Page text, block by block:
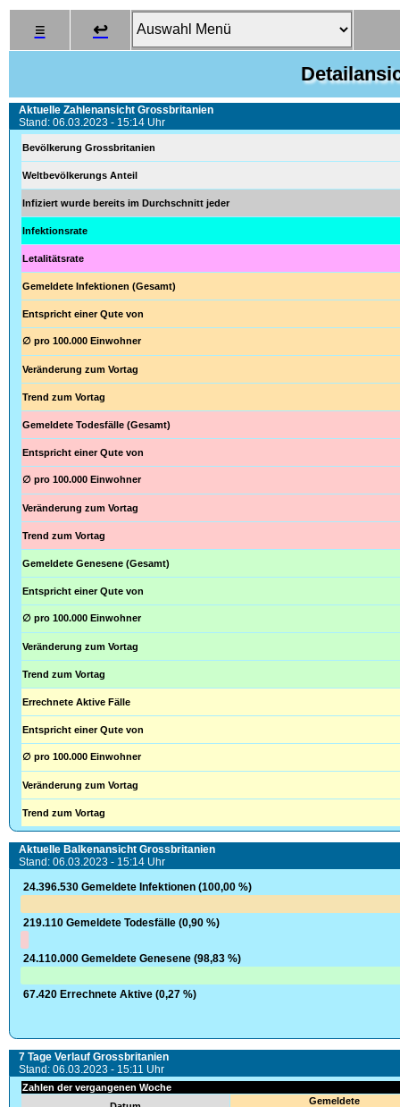
≡ ↩
Aktuelle Zahlenansicht Grossbritanien
Stand: 06.03.2023 - 15:14 Uhr
Bevölkerung Grossbritanien
Weltbevölkerungs Anteil
Infiziert wurde bereits im Durchschnitt jeder
Infektionsrate
Letalitätsrate
Gemeldete Infektionen (Gesamt)
Entspricht einer Qute von
∅ pro 100.000 Einwohner
Veränderung zum Vortag
Trend zum Vortag
Gemeldete Todesfälle (Gesamt)
Entspricht einer Qute von
∅ pro 100.000 Einwohner
Veränderung zum Vortag
Trend zum Vortag
Gemeldete Genesene (Gesamt)
Entspricht einer Qute von
∅ pro 100.000 Einwohner
Veränderung zum Vortag
Trend zum Vortag
Errechnete Aktive Fälle
Entspricht einer Qute von
∅ pro 100.000 Einwohner
Veränderung zum Vortag
Trend zum Vortag
Aktuelle Balkenansicht Grossbritanien
Stand: 06.03.2023 - 15:14 Uhr
24.396.530 Gemeldete Infektionen (100,00 %)
219.110 Gemeldete Todesfälle (0,90 %)
24.110.000 Gemeldete Genesene (98,83 %)
67.420 Errechnete Aktive (0,27 %)
7 Tage Verlauf Grossbritanien
Stand: 06.03.2023 - 15:11 Uhr
Zahlen der vergangenen Woche
Gemeldete